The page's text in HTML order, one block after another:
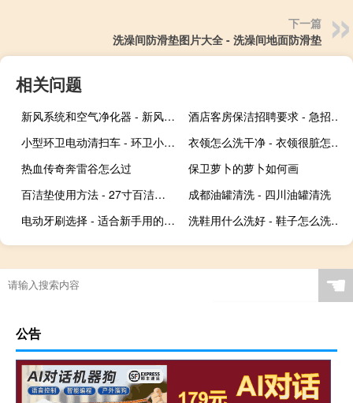
下一篇
洗澡间防滑垫图片大全 - 洗澡间地面防滑垫
相关问题
新风系统和空气净化器 - 新风系统和空气净化器哪个效果好
酒店客房保洁招聘要求 - 急招酒店客房保洁
小型环卫电动清扫车 - 环卫小型电动扫地车
衣领怎么洗干净 - 衣领很脏怎么洗干净
热血传奇奔雷谷怎么过
保卫萝卜的萝卜如何画
百洁垫使用方法 - 27寸百洁垫白色
成都油罐清洗 - 四川油罐清洗
电动牙刷选择 - 适合新手用的电动牙刷
洗鞋用什么洗好 - 鞋子怎么洗干净
☚
公告